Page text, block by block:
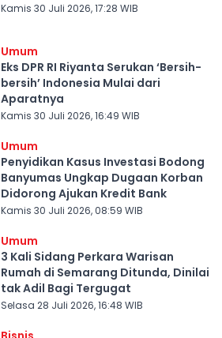
Kamis 30 Juli 2026, 17:28 WIB
Umum
Eks DPR RI Riyanta Serukan ‘Bersih-
bersih’ Indonesia Mulai dari
Aparatnya
Kamis 30 Juli 2026, 16:49 WIB
Umum
Penyidikan Kasus Investasi Bodong
Banyumas Ungkap Dugaan Korban
Didorong Ajukan Kredit Bank
Kamis 30 Juli 2026, 08:59 WIB
Umum
3 Kali Sidang Perkara Warisan
Rumah di Semarang Ditunda, Dinilai
tak Adil Bagi Tergugat
Selasa 28 Juli 2026, 16:48 WIB